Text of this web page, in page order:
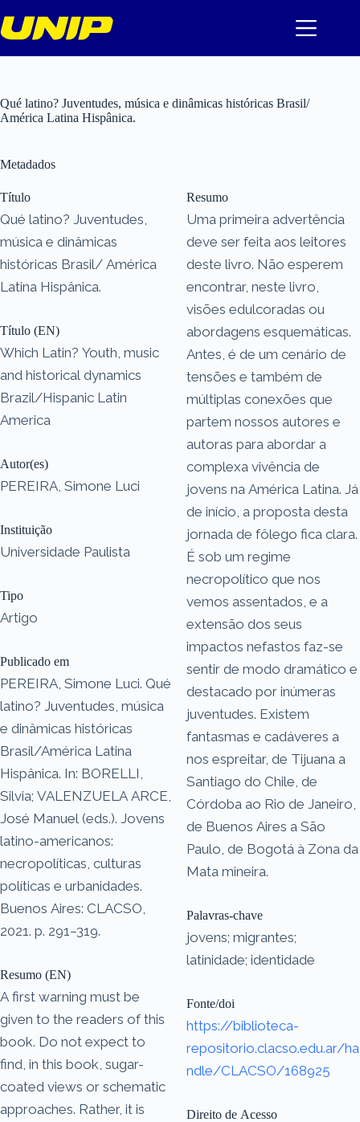
para
o
Qué latino? Juventudes, música e dinâmicas históricas Brasil/
América Latina Hispânica.
Metadados
Título
Qué latino? Juventudes,
música e dinâmicas
históricas Brasil/ América
Latina Hispânica.
Título (EN)
Which Latin? Youth, music
and historical dynamics
Brazil/Hispanic Latin
America
Autor(es)
PEREIRA, Simone Luci
Instituição
Universidade Paulista
Tipo
Artigo
Publicado em
PEREIRA, Simone Luci. Qué
latino? Juventudes, música
e dinâmicas históricas
Brasil/América Latina
Hispânica. In: BORELLI,
Silvia; VALENZUELA ARCE,
José Manuel (eds.). Jovens
latino-americanos:
necropolíticas, culturas
políticas e urbanidades.
Buenos Aires: CLACSO,
2021. p. 291–319.
Resumo (EN)
A first warning must be
given to the readers of this
book. Do not expect to
find, in this book, sugar-
coated views or schematic
approaches. Rather, it is
Resumo
Uma primeira advertência
deve ser feita aos leitores
deste livro. Não esperem
encontrar, neste livro,
visões edulcoradas ou
abordagens esquemáticas.
Antes, é de um cenário de
tensões e também de
múltiplas conexões que
partem nossos autores e
autoras para abordar a
complexa vivência de
jovens na América Latina. Já
de início, a proposta desta
jornada de fôlego fica clara.
É sob um regime
necropolítico que nos
vemos assentados, e a
extensão dos seus
impactos nefastos faz-se
sentir de modo dramático e
destacado por inúmeras
juventudes. Existem
fantasmas e cadáveres a
nos espreitar, de Tijuana a
Santiago do Chile, de
Córdoba ao Rio de Janeiro,
de Buenos Aires a São
Paulo, de Bogotá à Zona da
Mata mineira.
Palavras-chave
jovens; migrantes;
latinidade; identidade
Fonte/doi
https://biblioteca-
repositorio.clacso.edu.ar/ha
ndle/CLACSO/168925
Direito de Acesso